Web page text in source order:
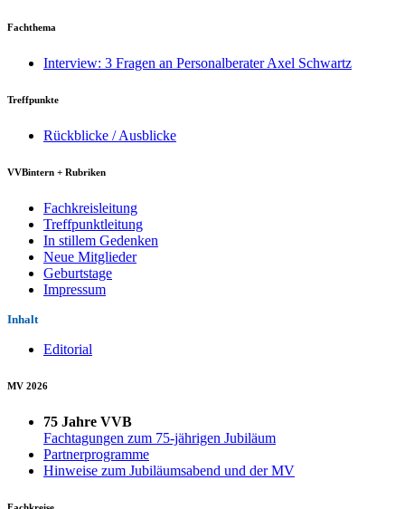
Fachthema
Interview: 3 Fragen an Personalberater Axel Schwartz
Treffpunkte
Rückblicke / Ausblicke
VVBintern + Rubriken
Fachkreisleitung
Treffpunktleitung
In stillem Gedenken
Neue Mitglieder
Geburtstage
Impressum
Inhalt
Editorial
MV 2026
75 Jahre VVB
Fachtagungen zum 75-jährigen Jubiläum
Partnerprogramme
Hinweise zum Jubiläumsabend und der MV